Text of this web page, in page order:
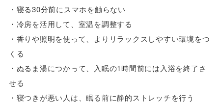
・寝る30分前にスマホを触らない
・冷房を活用して、室温を調整する
・香りや照明を使って、よりリラックスしやすい環境をつ
くる
・ぬるま湯につかって、入眠の1時間前には入浴を終了さ
せる
・寝つきが悪い人は、眠る前に静的ストレッチを行う